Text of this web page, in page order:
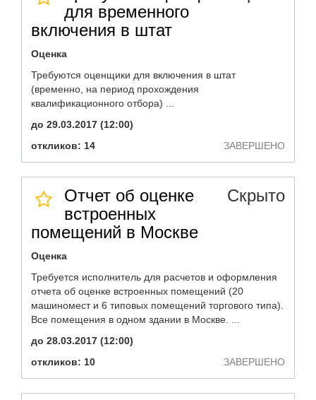
для временного
включения в штат
Оценка
Требуются оценщики для включения в штат
(временно, на период прохождения
квалификационного отбора) ...
до 29.03.2017 (12:00)
откликов: 14
ЗАВЕРШЕНО
Отчет об оценке
встроенных
помещений в Москве
Скрыто
Оценка
Требуется исполнитель для расчетов и оформления
отчета об оценке встроенных помещений (20
машиномест и 6 типовых помещений торгового типа).
Все помещения в одном здании в Москве. ...
до 28.03.2017 (12:00)
откликов: 10
ЗАВЕРШЕНО